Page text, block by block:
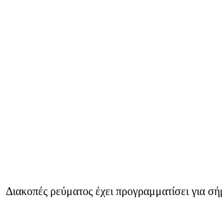
Διακοπές ρεύματος έχει προγραμματίσει για